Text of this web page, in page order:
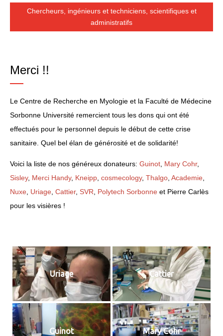
Chercheurs, ingénieurs et techniciens, scientifiques et
administratifs
Merci !!
Le Centre de Recherche en Myologie et la Faculté de Médecine
Sorbonne Université remercient tous les dons qui ont été
effectués pour le personnel depuis le début de cette crise
sanitaire. Quel bel élan de générosité et de solidarité!
Voici la liste de nos généreux donateurs: Guinot Mary Cohr,
Sisley, Merci Handy, Kneipp cosmecology, Thalgo Academie
Nuxe Uriage Cattier, SVR Polytech Sorbonne et Pierre Carlès
pour les visières !
Uriage Cattier
Guinot Mary Cohr